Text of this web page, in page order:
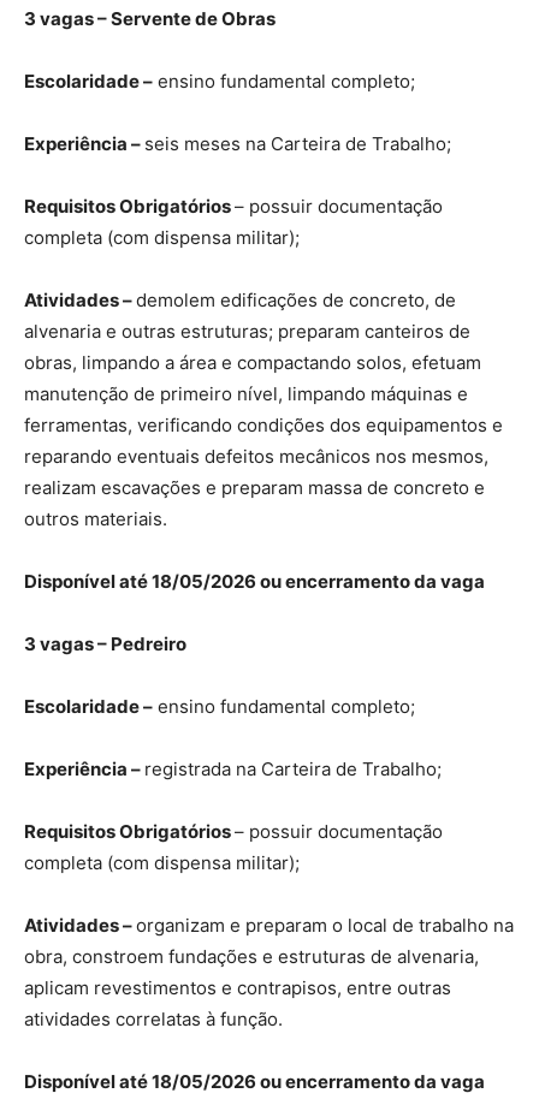
3 vagas – Servente de Obras
Escolaridade – ensino fundamental completo;
Experiência – seis meses na Carteira de Trabalho;
Requisitos Obrigatórios– possuir documentação
completa (com dispensa militar);
Atividades –demolem edificações de concreto, de
alvenaria e outras estruturas; preparam canteiros de
obras, limpando a área e compactando solos, efetuam
manutenção de primeiro nível, limpando máquinas e
ferramentas, verificando condições dos equipamentos e
reparando eventuais defeitos mecânicos nos mesmos,
realizam escavações e preparam massa de concreto e
outros materiais.
Disponível até 18/05/2026 ou encerramento da vaga
3 vagas – Pedreiro
Escolaridade – ensino fundamental completo;
Experiência – registrada na Carteira de Trabalho;
Requisitos Obrigatórios– possuir documentação
completa (com dispensa militar);
Atividades –organizam e preparam o local de trabalho na
obra, constroem fundações e estruturas de alvenaria,
aplicam revestimentos e contrapisos, entre outras
atividades correlatas à função.
Disponível até 18/05/2026 ou encerramento da vaga